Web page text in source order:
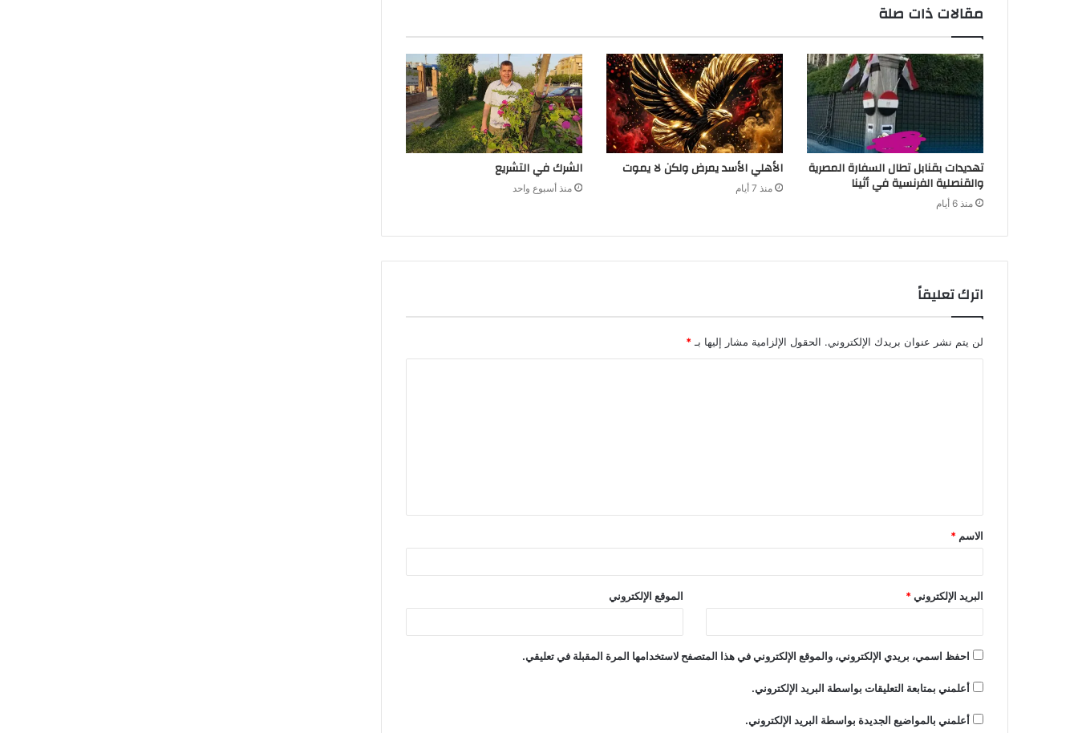
مقالات ذات صلة
تهديدات بقنابل تطال السفارة المصرية
والقنصلية الفرنسية في أثينا
منذ 6 أيام
الأهلي الأسد يمرض ولكن لا يموت
منذ 7 أيام
الشرك في التشريع
منذ أسبوع واحد
اترك تعليقاً
لن يتم نشر عنوان بريدك الإلكتروني. الحقول الإلزامية مشار إليها بـ*
الاسم *
البريد الإلكتروني* الموقع الإلكتروني
احفظ اسمي، بريدي الإلكتروني، والموقع الإلكتروني في هذا المتصفح لاستخدامها المرة المقبلة في تعليقي.
أعلمني بمتابعة التعليقات بواسطة البريد الإلكتروني.
أعلمني بالمواضيع الجديدة بواسطة البريد الإلكتروني.